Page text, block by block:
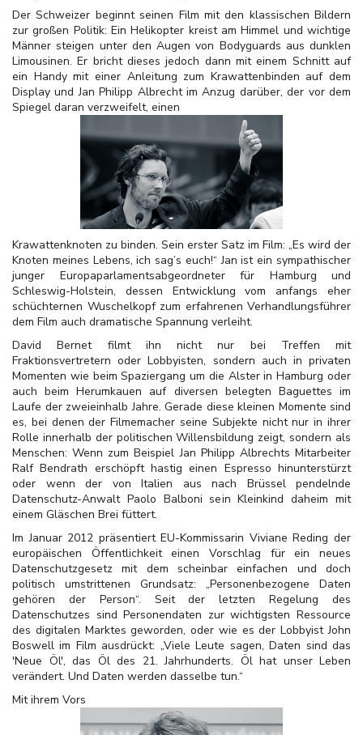
Der Schweizer beginnt seinen Film mit den klassischen Bildern
zur großen Politik: Ein Helikopter kreist am Himmel und wichtige
Männer steigen unter den Augen von Bodyguards aus dunklen
Limousinen. Er bricht dieses jedoch dann mit einem Schnitt auf
ein Handy mit einer Anleitung zum Krawattenbinden auf dem
Display und Jan Philipp Albrecht im Anzug darüber, der vor dem
Spiegel daran verzweifelt, einen
Krawattenknoten zu binden. Sein erster Satz im Film: „Es wird der
Knoten meines Lebens, ich sag’s euch!“ Jan ist ein sympathischer
junger Europaparlamentsabgeordneter für Hamburg und
Schleswig-Holstein, dessen Entwicklung vom anfangs eher
schüchternen Wuschelkopf zum erfahrenen Verhandlungsführer
dem Film auch dramatische Spannung verleiht.
David Bernet filmt ihn nicht nur bei Treffen mit
Fraktionsvertretern oder Lobbyisten, sondern auch in privaten
Momenten wie beim Spaziergang um die Alster in Hamburg oder
auch beim Herumkauen auf diversen belegten Baguettes im
Laufe der zweieinhalb Jahre. Gerade diese kleinen Momente sind
es, bei denen der Filmemacher seine Subjekte nicht nur in ihrer
Rolle innerhalb der politischen Willensbildung zeigt, sondern als
Menschen: Wenn zum Beispiel Jan Philipp Albrechts Mitarbeiter
Ralf Bendrath erschöpft hastig einen Espresso hinunterstürzt
oder wenn der von Italien aus nach Brüssel pendelnde
Datenschutz-Anwalt Paolo Balboni sein Kleinkind daheim mit
einem Gläschen Brei füttert.
Im Januar 2012 präsentiert EU-Kommissarin Viviane Reding der
europäischen Öffentlichkeit einen Vorschlag für ein neues
Datenschutzgesetz mit dem scheinbar einfachen und doch
politisch umstrittenen Grundsatz: „Personenbezogene Daten
gehören der Person“. Seit der letzten Regelung des
Datenschutzes sind Personendaten zur wichtigsten Ressource
des digitalen Marktes geworden, oder wie es der Lobbyist John
Boswell im Film ausdrückt: „Viele Leute sagen, Daten sind das
'Neue Öl', das Öl des 21. Jahrhunderts. Öl hat unser Leben
verändert. Und Daten werden dasselbe tun.“
Mit ihrem Vors